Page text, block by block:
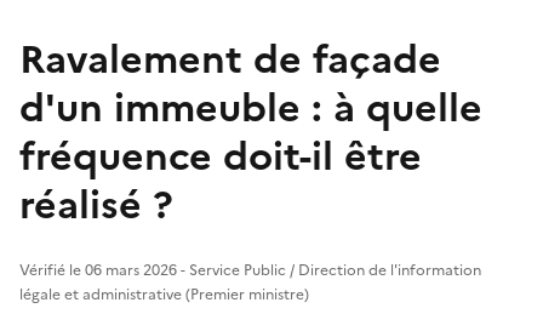
Ravalement de façade
d'un immeuble : à quelle
fréquence doit-il être
réalisé ?
Vérifié le 06 mars 2026 - Service Public / Direction de l'information
légale et administrative (Premier ministre)